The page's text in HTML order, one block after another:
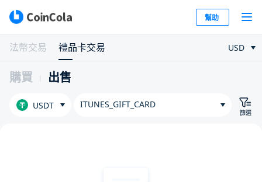
幫助
法幣交易 禮品卡交易 USD
購買 出售
USDT ITUNES_GIFT_CARD
篩選